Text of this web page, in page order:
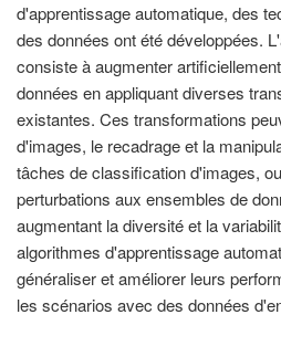
d'apprentissage automatique, des
des données ont été développées.
consiste à augmenter
données en appliquant diverses
existantes. Ces transformations
d'images, le recadrage et la
tâches de classification d'images,
perturbations aux ensembles de
augmentant la diversité et la
algorithmes d'apprentissage
généraliser et améliorer leurs
les scénarios avec des données